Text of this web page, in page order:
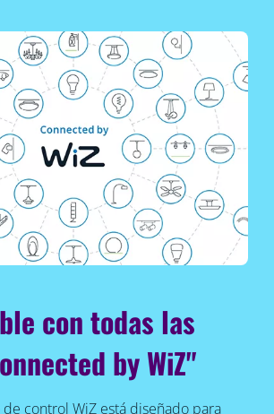
con todas las
by WiZ"
de control WiZ está diseñado para